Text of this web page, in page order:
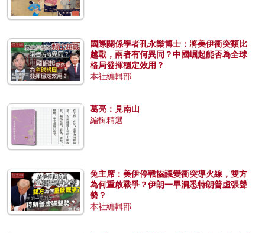
國際關係學者孔永樂博士：將美伊衝突類比
越戰，兩者有何異同？中國崛起能否為全球
格局發揮穩定效用？
本社編輯部
葛亮：見南山
編輯精選
兔主席：美伊停戰協議變衝突導火線，雙方
為何重啟戰爭？伊朗一早洞悉特朗普虛張聲
勢？
本社編輯部